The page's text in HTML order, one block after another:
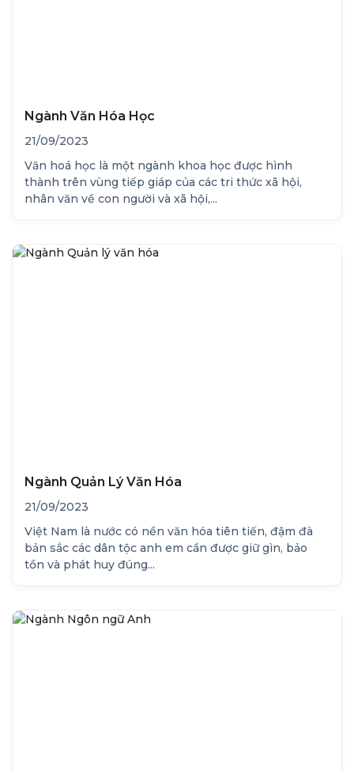
Ngành Văn Hóa Học
21/09/2023
Văn hoá học là một ngành khoa học được hình
thành trên vùng tiếp giáp của các tri thức xã hội,
nhân văn về con người và xã hội,...
Ngành Quản Lý Văn Hóa
21/09/2023
Việt Nam là nước có nền văn hóa tiên tiến, đậm đà
bản sắc các dân tộc anh em cần được giữ gìn, bảo
tồn và phát huy đúng...